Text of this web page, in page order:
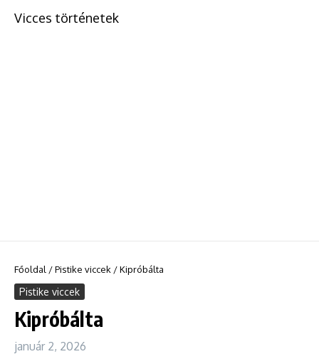
Vicces történetek
Főoldal /Pistike viccek /Kipróbálta
Pistike viccek
Kipróbálta
január 2, 2026